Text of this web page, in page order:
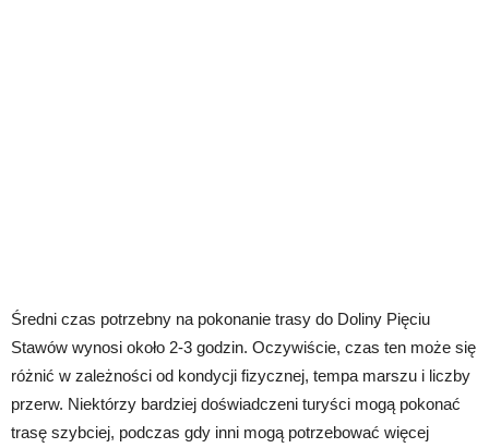
Średni czas potrzebny na pokonanie trasy do Doliny Pięciu
Stawów wynosi około 2-3 godzin. Oczywiście, czas ten może się
różnić w zależności od kondycji fizycznej, tempa marszu i liczby
przerw. Niektórzy bardziej doświadczeni turyści mogą pokonać
trasę szybciej, podczas gdy inni mogą potrzebować więcej